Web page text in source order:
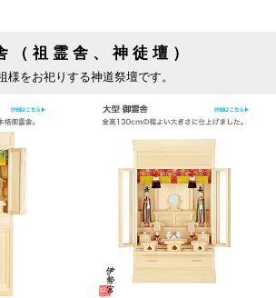
（祖霊舎、神徒壇）
様をお祀りする神道祭壇です。